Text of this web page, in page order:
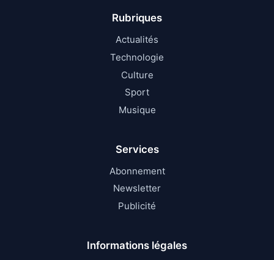
Rubriques
Actualités
Technologie
Culture
Sport
Musique
Services
Abonnement
Newsletter
Publicité
Informations légales